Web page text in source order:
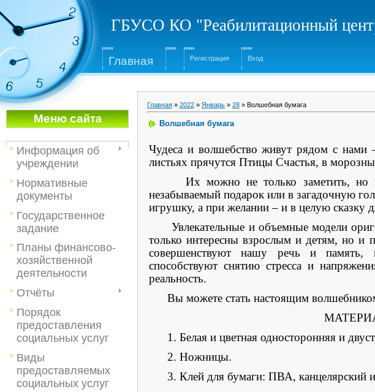
ГБУСО КО "Реабилитационный
Главная Регистрация Вход
Меню сайта
Информация об
учреждении
Нормативные
документы
Государственное
задание
Планы финансово-
хозяйственной
деятельности
Отчёты
Порядок
предоставления
социальных услуг
Виды
предоставляемых
социальных услуг
Главная » 2022 » Январь » 28 » Волшебная бумага
Волшебная бумага
Чудеса и волшебство живут рядом с нами
листьях прячутся Птицы Счастья, в
Их можно не только заметить, но и
незабываемый подарок или в загадочную
игрушку, а при желании – и в целую сказку
Увлекательные и объемные модели
только интересны взрослым и детям, но и
совершенствуют нашу речь и память,
способствуют снятию стресса и
реальность.
Вы можете стать настоящим
1. Белая и цветная односторонняя и
2. Ножницы.
3. Клей для бумаги: ПВА, канцелярский